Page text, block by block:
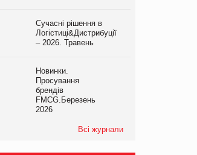
Сучасні рішення в
Логістиці&Дистрибуції
– 2026. Травень
Новинки.
Просування
брендів
FMCG.Березень
2026
Всі журнали